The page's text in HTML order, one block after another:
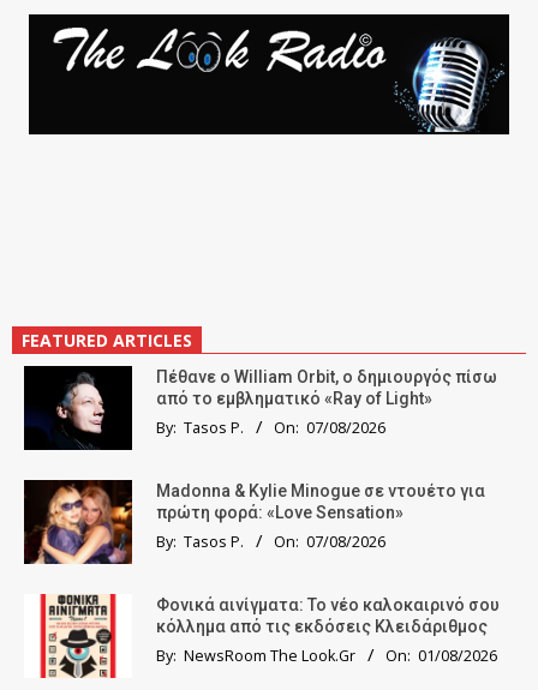
FEATURED ARTICLES
Πέθανε ο William Orbit, ο δημιουργός πίσω
από το εμβληματικό «Ray of Light»
By: Tasos P. On: 07/08/2026
Madonna & Kylie Minogue σε ντουέτο για
πρώτη φορά: «Love Sensation»
By: Tasos P. On: 07/08/2026
Φονικά αινίγματα: Το νέο καλοκαιρινό σου
κόλλημα από τις εκδόσεις Κλειδάριθμος
By: NewsRoom The Look.Gr On: 01/08/2026